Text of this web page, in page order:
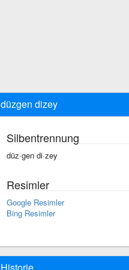
düzgen dizey
Silbentrennung
düz·gen di·zey
Resimler
Google Resimler
Bing Resimler
Historie